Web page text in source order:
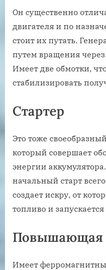
Он существенно
двигателя и по
стоит их путать.
путем вращения
Имеет две обмотки,
стабилизировать
Стартер
Это тоже
который совершает
энергии
начальный старт
создает искру, от
топливо и
Повышающая
Имеет